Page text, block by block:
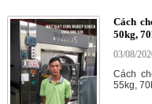
Cách
50kg,
03/08/
Cách
55kg,